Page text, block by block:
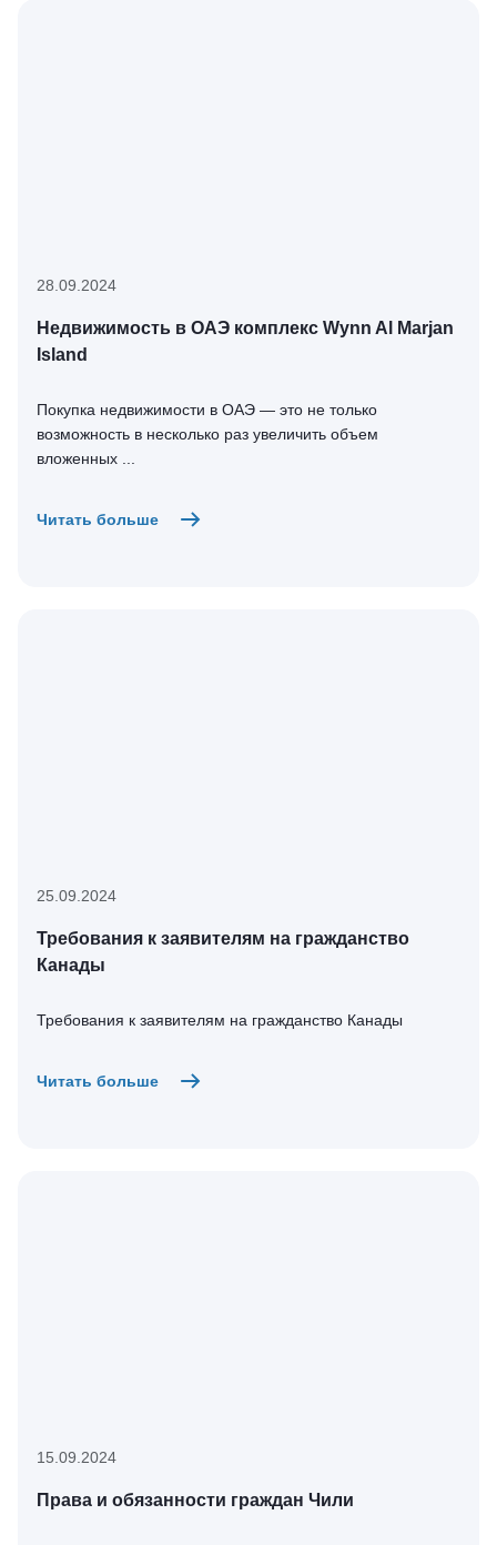
28.09.2024
Недвижимость в ОАЭ комплекс Wynn Al Marjan
Island
Покупка недвижимости в ОАЭ — это не только
возможность в несколько раз увеличить объем
вложенных ...
Читать больше
25.09.2024
Требования к заявителям на гражданство
Канады
Требования к заявителям на гражданство Канады
Читать больше
15.09.2024
Права и обязанности граждан Чили